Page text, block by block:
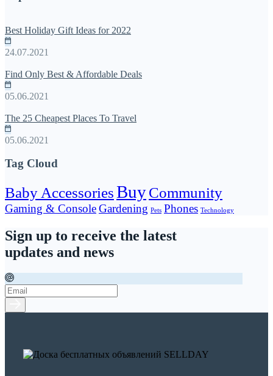
Best Holiday Gift Ideas for 2022
24.07.2021
Find Only Best & Affordable Deals
05.06.2021
The 25 Cheapest Places To Travel
05.06.2021
Tag Cloud
Baby AccessoriesBuyCommunity
Gaming & ConsoleGardening Pets Phones Technology
Sign up to receive the latest
updates and news